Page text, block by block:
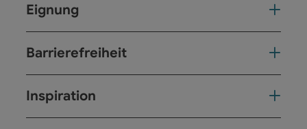
Eignung
Barrierefreiheit
Inspiration